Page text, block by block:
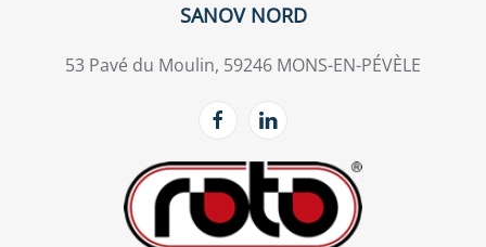
SANOV NORD
53 Pavé du Moulin, 59246 MONS-EN-PÉVÈLE